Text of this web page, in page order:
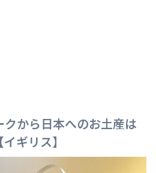
から日本へのお土産は
ギリス】